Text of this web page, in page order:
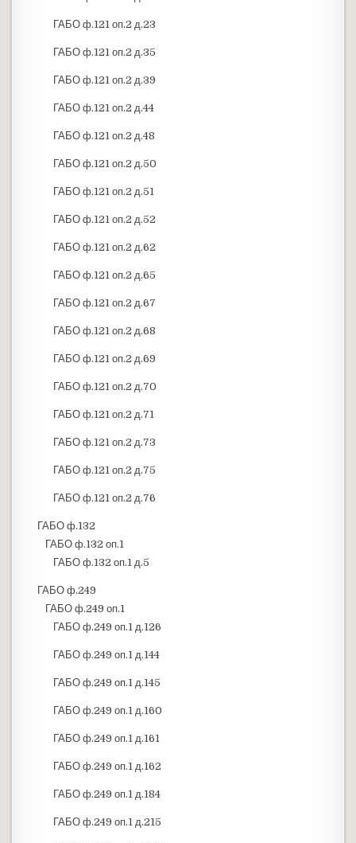
ГАБО ф.121 оп.2 д.23
ГАБО ф.121 оп.2 д.35
ГАБО ф.121 оп.2 д.39
ГАБО ф.121 оп.2 д.44
ГАБО ф.121 оп.2 д.48
ГАБО ф.121 оп.2 д.50
ГАБО ф.121 оп.2 д.51
ГАБО ф.121 оп.2 д.52
ГАБО ф.121 оп.2 д.62
ГАБО ф.121 оп.2 д.65
ГАБО ф.121 оп.2 д.67
ГАБО ф.121 оп.2 д.68
ГАБО ф.121 оп.2 д.69
ГАБО ф.121 оп.2 д.70
ГАБО ф.121 оп.2 д.71
ГАБО ф.121 оп.2 д.73
ГАБО ф.121 оп.2 д.75
ГАБО ф.121 оп.2 д.76
ГАБО ф.132
ГАБО ф.132 оп.1
ГАБО ф.132 оп.1 д.5
ГАБО ф.249
ГАБО ф.249 оп.1
ГАБО ф.249 оп.1 д.126
ГАБО ф.249 оп.1 д.144
ГАБО ф.249 оп.1 д.145
ГАБО ф.249 оп.1 д.160
ГАБО ф.249 оп.1 д.161
ГАБО ф.249 оп.1 д.162
ГАБО ф.249 оп.1 д.184
ГАБО ф.249 оп.1 д.215